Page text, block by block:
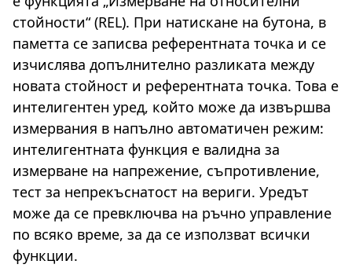
стойности“ (REL). При натискане на бутона, в
паметта се записва референтната точка и се
изчислява допълнително разликата между
новата стойност и референтната точка. Това е
интелигентен уред, който може да извършва
измервания в напълно автоматичен режим:
интелигентната функция е валидна за
измерване на напрежение, съпротивление,
тест за непрекъснатост на вериги. Уредът
може да се превключва на ръчно управление
по всяко време, за да се използват всички
функции.